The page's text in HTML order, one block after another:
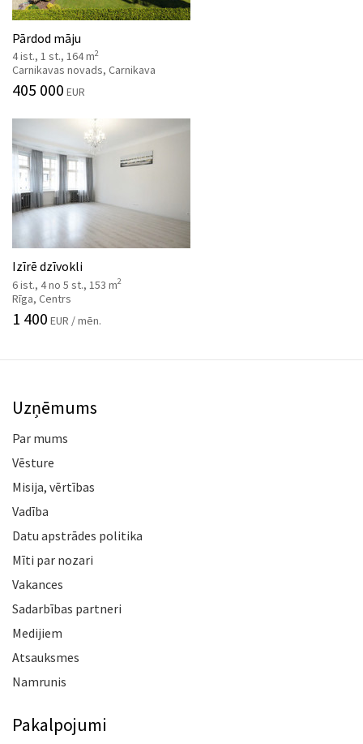
Pārdod māju
4 ist., 1 st., 164 m2
Carnikavas novads, Carnikava
405 000 EUR
Izīrē dzīvokli
6 ist., 4 no 5 st., 153 m2
Rīga, Centrs
1 400 EUR / mēn.
Uzņēmums
Par mums
Vēsture
Misija, vērtības
Vadība
Datu apstrādes politika
Mīti par nozari
Vakances
Sadarbības partneri
Medijiem
Atsauksmes
Namrunis
Pakalpojumi